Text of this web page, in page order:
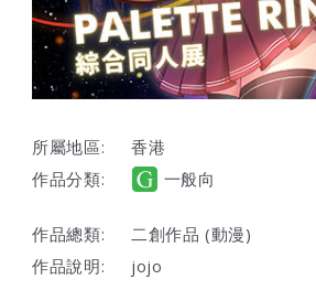
所屬地區:
香港
作品分類:
一般向
作品總類:
二創作品 (動漫)
作品說明:
jojo